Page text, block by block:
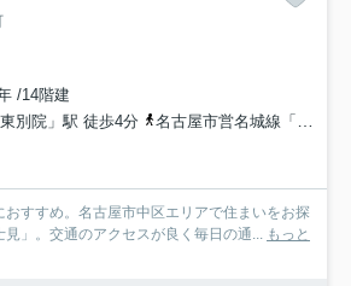
/14階建
別院」駅 徒歩4分
名古屋市営名城線「上前津」駅 徒歩7分
おすすめ。名古屋市中区エリアで住まいをお探
見」。交通のアクセスが良く毎日の通... もっと